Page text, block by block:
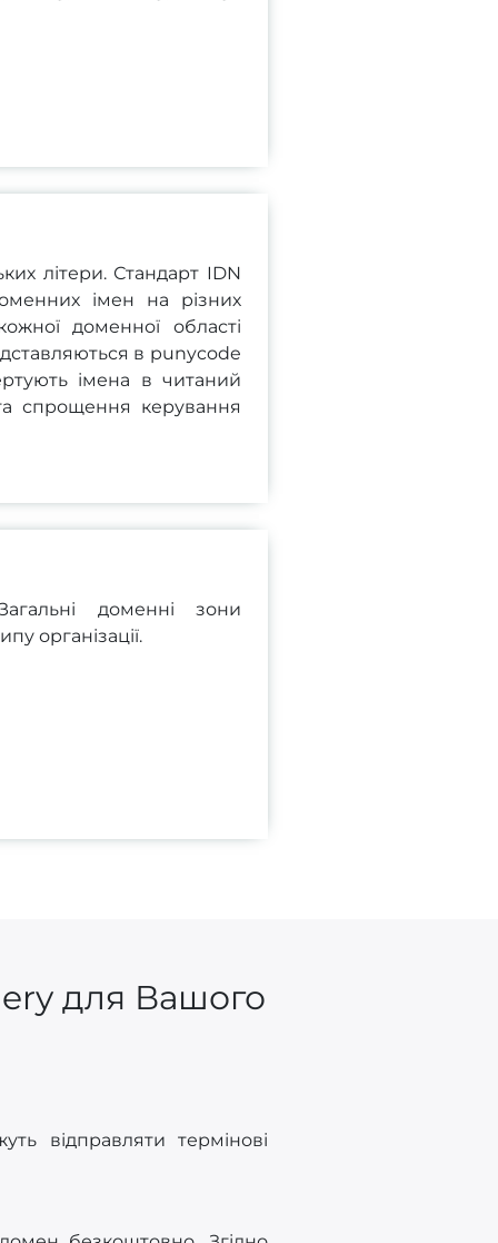
літери. Стандарт IDN
імен на різних
доменної області
в punycode
імена в читаний
спрощення керування
доменні зони
організації.
для Вашого
відправляти термінові